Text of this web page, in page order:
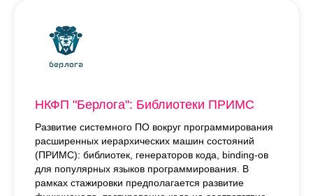
НКФП "Берлога": Библиотеки ПРИМС
Развитие системного ПО вокруг программирования
расширенных иерархических машин состояний
(ПРИМС): библиотек, генераторов кода, binding-ов
для популярных языков программирования. В
рамках стажировки предполагается развитие